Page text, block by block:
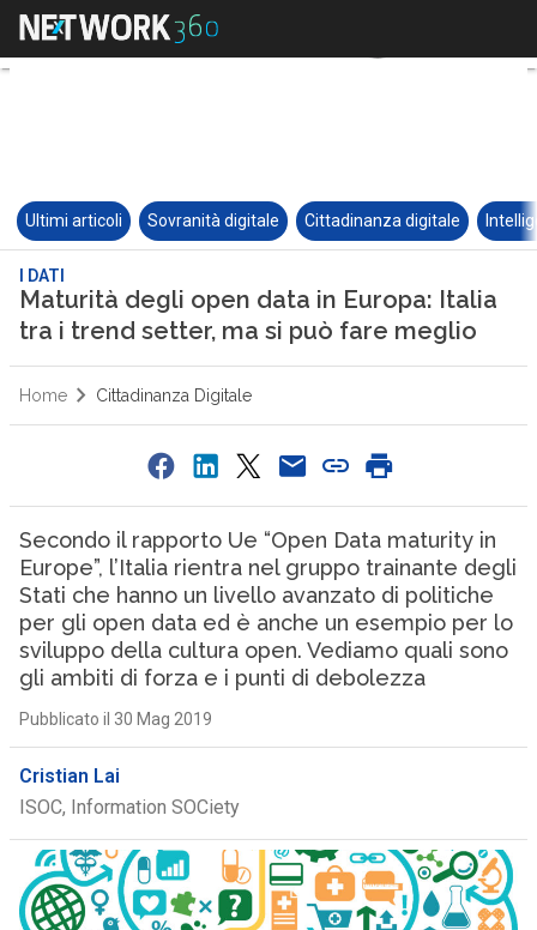
Ultimi articoli Sovranità digitale Cittadinanza digitale
I DATI
Maturità degli open data in Europa: Italia
tra i trend setter, ma si può fare meglio
Home Cittadinanza Digitale
Secondo il rapporto Ue “Open Data maturity in
Europe”, l’Italia rientra nel gruppo trainante degli
Stati che hanno un livello avanzato di politiche
per gli open data ed è anche un esempio per lo
sviluppo della cultura open. Vediamo quali sono
gli ambiti di forza e i punti di debolezza
Pubblicato il 30 Mag 2019
Cristian Lai
ISOC, Information SOCiety